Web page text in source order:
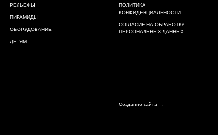
РЕЛЬЕФЫ
ПИРАМИДЫ
ОБОРУДОВАНИЕ
ДЕТЯМ
ПОЛИТИКА
КОНФИДЕНЦИАЛЬНОСТИ
СОГЛАСИЕ НА ОБРАБОТКУ
ПЕРСОНАЛЬНЫХ ДАННЫХ
Создание сайта →